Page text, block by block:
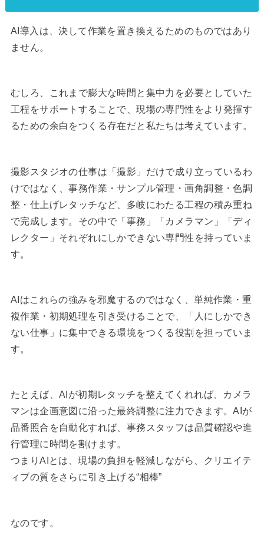
AI導入は、決して作業を置き換えるためのものではあり
ません。
むしろ、これまで膨大な時間と集中力を必要としていた
工程をサポートすることで、現場の専門性をより発揮す
るための余白をつくる存在だと私たちは考えています。
撮影スタジオの仕事は「撮影」だけで成り立っているわ
けではなく、事務作業・サンプル管理・画角調整・色調
整・仕上げレタッチなど、多岐にわたる工程の積み重ね
で完成します。その中で「事務」「カメラマン」「ディ
レクター」それぞれにしかできない専門性を持っていま
す。
AIはこれらの強みを邪魔するのではなく、単純作業・重
複作業・初期処理を引き受けることで、「人にしかでき
ない仕事」に集中できる環境をつくる役割を担っていま
す。
たとえば、AIが初期レタッチを整えてくれれば、カメラ
マンは企画意図に沿った最終調整に注力できます。AIが
品番照合を自動化すれば、事務スタッフは品質確認や進
行管理に時間を割けます。
つまりAIとは、現場の負担を軽減しながら、クリエイテ
ィブの質をさらに引き上げる“相棒”
なのです。